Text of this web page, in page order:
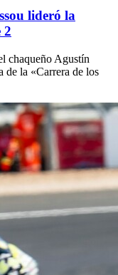
lideró la
2
chaqueño Agustín
de la «Carrera de los